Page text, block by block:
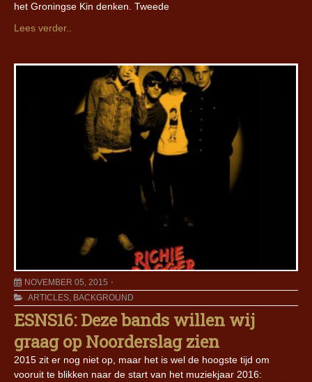
het Groningse Kin denken. Tweede
Lees verder..
NOVEMBER 05, 2015
ARTICLES BACKGROUND
ESNS16: Deze bands willen wij
graag op Noorderslag zien
2015 zit er nog niet op, maar het is wel de hoogste tijd om
vooruit te blikken naar de start van het muziekjaar 2016: